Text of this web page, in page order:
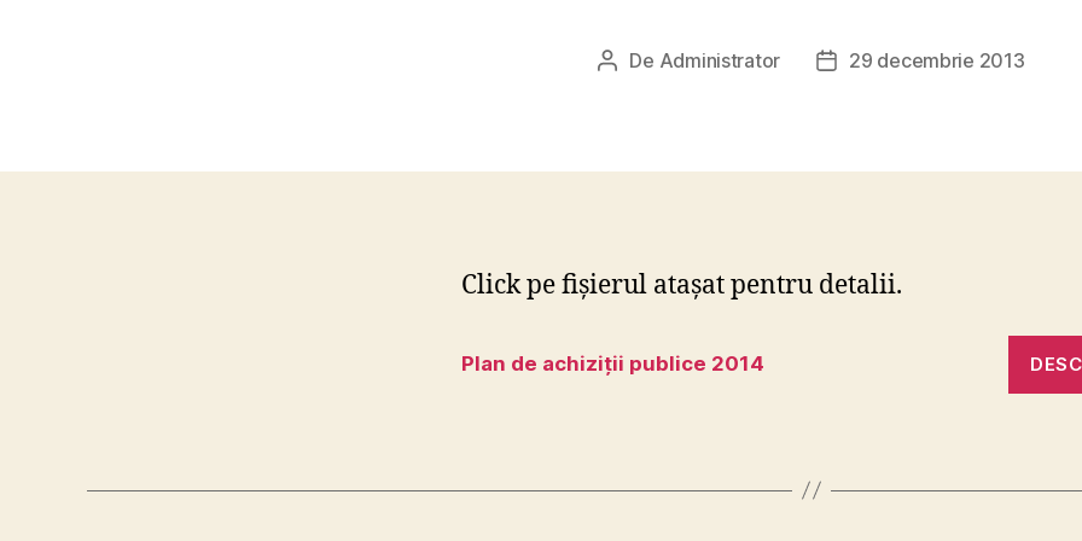
Autor
De Administrator
Dată29 decembrie 2013
Click pe fișierul atașat pentru detalii.
Plan de achiziții publice 2014